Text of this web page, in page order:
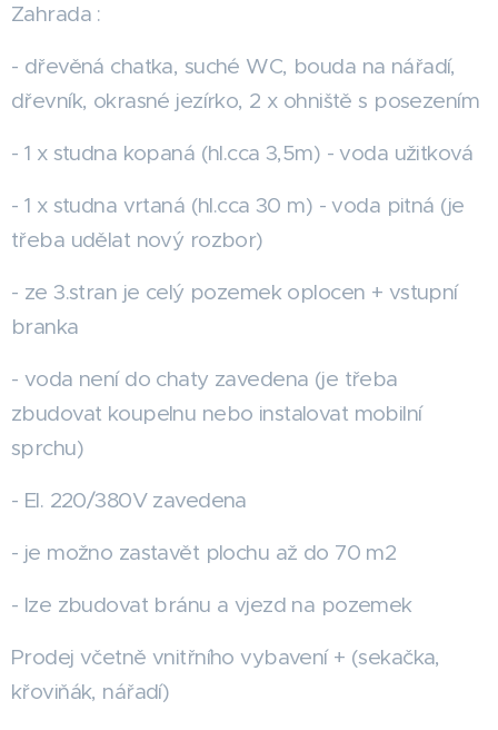
Zahrada :
- dřevěná chatka, suché WC, bouda na nářadí,
dřevník, okrasné jezírko, 2 x ohniště s posezením
- 1 x studna kopaná (hl.cca 3,5m) - voda užitková
- 1 x studna vrtaná (hl.cca 30 m) - voda pitná (je
třeba udělat nový rozbor)
- ze 3.stran je celý pozemek oplocen + vstupní
branka
- voda není do chaty zavedena (je třeba
zbudovat koupelnu nebo instalovat mobilní
sprchu)
- El. 220/380V zavedena
- je možno zastavět plochu až do 70 m2
- lze zbudovat bránu a vjezd na pozemek
Prodej včetně vnitřního vybavení + (sekačka,
křoviňák, nářadí)